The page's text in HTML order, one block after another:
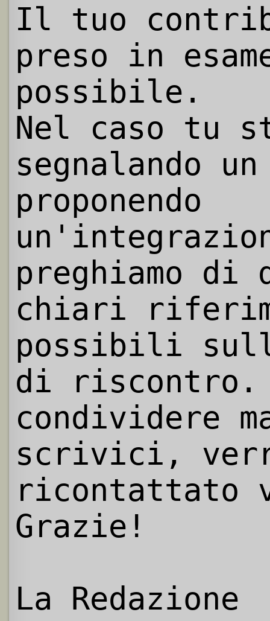
Il tuo
preso in
possibile.
Nel caso tu
segnalando
proponendo
preghiamo
chiari
possibili
di riscontro.
condividere
scrivici,
ricontattato
Grazie!
La Redazione